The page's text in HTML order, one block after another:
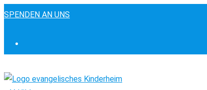
Zum
SPENDEN AN UNS